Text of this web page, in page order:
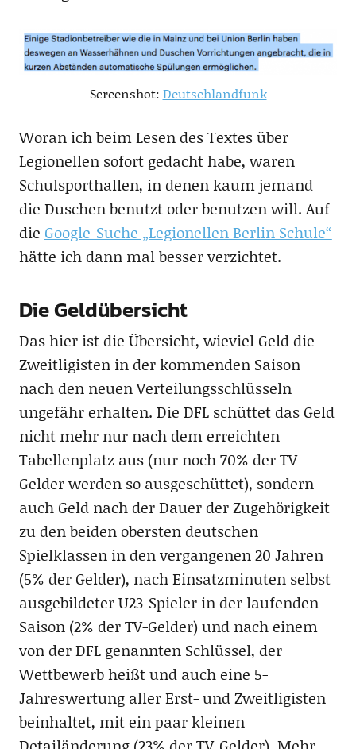
Screenshot: Deutschlandfunk
Woran ich beim Lesen des Textes über
Legionellen sofort gedacht habe, waren
Schulsporthallen, in denen kaum jemand
die Duschen benutzt oder benutzen will. Auf
die Google-Suche „Legionellen Berlin Schule“
hätte ich dann mal besser verzichtet.
Die Geldübersicht
Das hier ist die Übersicht, wieviel Geld die
Zweitligisten in der kommenden Saison
nach den neuen Verteilungsschlüsseln
ungefähr erhalten. Die DFL schüttet das Geld
nicht mehr nur nach dem erreichten
Tabellenplatz aus (nur noch 70% der TV-
Gelder werden so ausgeschüttet), sondern
auch Geld nach der Dauer der Zugehörigkeit
zu den beiden obersten deutschen
Spielklassen in den vergangenen 20 Jahren
(5% der Gelder), nach Einsatzminuten selbst
ausgebildeter U23-Spieler in der laufenden
Saison (2% der TV-Gelder) und nach einem
von der DFL genannten Schlüssel, der
Wettbewerb heißt und auch eine 5-
Jahreswertung aller Erst- und Zweitligisten
beinhaltet, mit ein paar kleinen